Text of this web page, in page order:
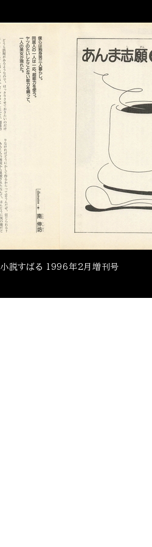
小説すばる 1996年2月増刊号